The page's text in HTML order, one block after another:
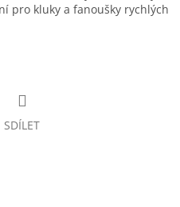
pro kluky a fanoušky rychlých
SDÍLET